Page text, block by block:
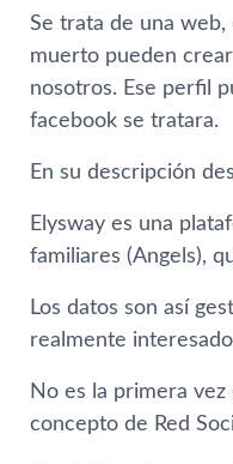
Se trata de una web,
muerto pueden
nosotros. Ese perfil
facebook se tratara.
En su descripción
Elysway es una
familiares (Angels),
Los datos son así­
realmente
No es la primera
concepto de Red